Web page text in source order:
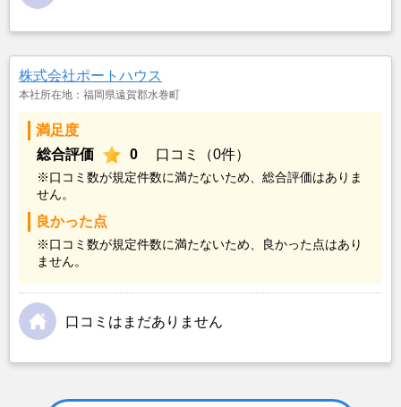
株式会社ポートハウス
本社所在地：福岡県遠賀郡水巻町
満足度
総合評価
0 口コミ（0件）
※口コミ数が規定件数に満たないため、総合評価はありま
せん。
良かった点
※口コミ数が規定件数に満たないため、良かった点はあり
ません。
口コミはまだありません